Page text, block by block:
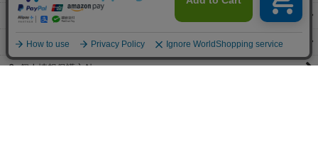
②後日、郵送にて領収書を送らせて頂きます。
①マイページから購入履歴→購入内容→領収書発行を選択。
②後日、郵送にて領収書を送らせて頂きます。
ご利用案内
お問い合せ
個人情報保護方針